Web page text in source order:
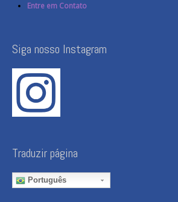
Entre em Contato
Siga nosso Instagram
Traduzir página
Português